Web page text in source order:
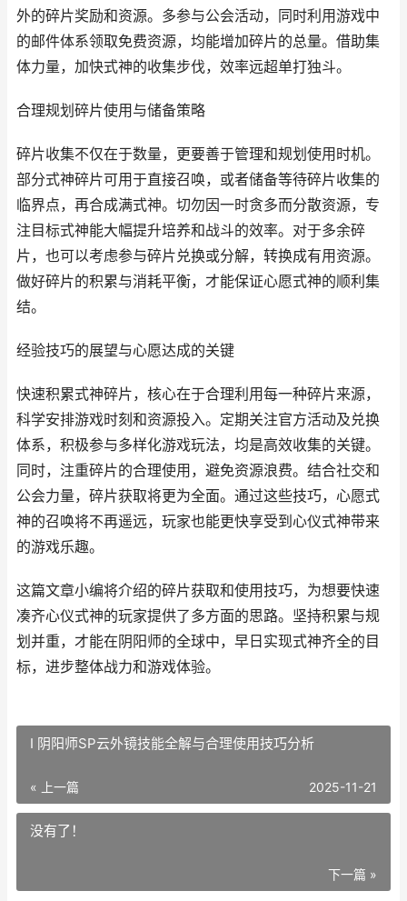
外的碎片奖励和资源。多参与公会活动，同时利用游戏中
的邮件体系领取免费资源，均能增加碎片的总量。借助集
体力量，加快式神的收集步伐，效率远超单打独斗。
合理规划碎片使用与储备策略
碎片收集不仅在于数量，更要善于管理和规划使用时机。
部分式神碎片可用于直接召唤，或者储备等待碎片收集的
临界点，再合成满式神。切勿因一时贪多而分散资源，专
注目标式神能大幅提升培养和战斗的效率。对于多余碎
片，也可以考虑参与碎片兑换或分解，转换成有用资源。
做好碎片的积累与消耗平衡，才能保证心愿式神的顺利集
结。
经验技巧的展望与心愿达成的关键
快速积累式神碎片，核心在于合理利用每一种碎片来源，
科学安排游戏时刻和资源投入。定期关注官方活动及兑换
体系，积极参与多样化游戏玩法，均是高效收集的关键。
同时，注重碎片的合理使用，避免资源浪费。结合社交和
公会力量，碎片获取将更为全面。通过这些技巧，心愿式
神的召唤将不再遥远，玩家也能更快享受到心仪式神带来
的游戏乐趣。
这篇文章小编将介绍的碎片获取和使用技巧，为想要快速
凑齐心仪式神的玩家提供了多方面的思路。坚持积累与规
划并重，才能在阴阳师的全球中，早日实现式神齐全的目
标，进步整体战力和游戏体验。
I 阴阳师SP云外镜技能全解与合理使用技巧分析
« 上一篇 2025-11-21
没有了！
下一篇 »